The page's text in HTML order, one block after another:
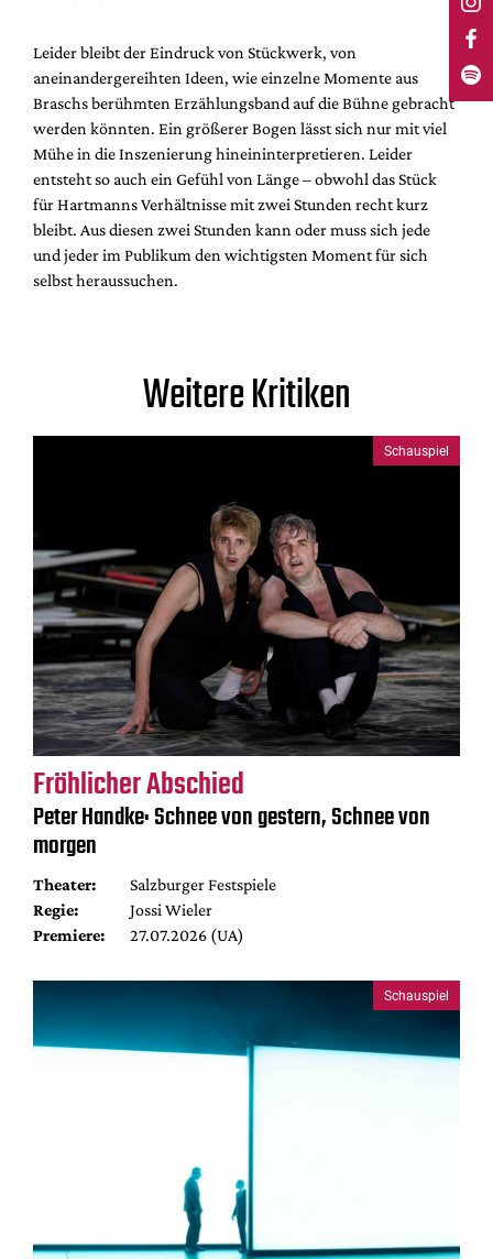
Leider bleibt der Eindruck von Stückwerk, von
aneinandergereihten Ideen, wie einzelne Momente aus
Braschs berühmten Erzählungsband auf die Bühne gebracht
werden könnten. Ein größerer Bogen lässt sich nur mit viel
Mühe in die Inszenierung hineininterpretieren. Leider
entsteht so auch ein Gefühl von Länge – obwohl das Stück
für Hartmanns Verhältnisse mit zwei Stunden recht kurz
bleibt. Aus diesen zwei Stunden kann oder muss sich jede
und jeder im Publikum den wichtigsten Moment für sich
selbst heraussuchen.
Weitere Kritiken
Schauspiel
Fröhlicher Abschied
Peter Handke: Schnee von gestern, Schnee von
morgen
Theater:
Salzburger Festspiele
Regie:
Jossi Wieler
Premiere:
27.07.2026 (UA)
Schauspiel